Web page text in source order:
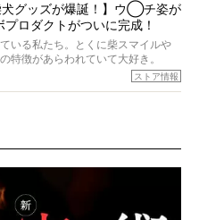
犬グッズが爆誕！】ウ◯チ姿が
ロダクトがついに完成！
いる私たち。とくに柴スマイルや
特徴があらわれていて大好き。
ひとつ、忘れてはならない愛おしい
ストア情報